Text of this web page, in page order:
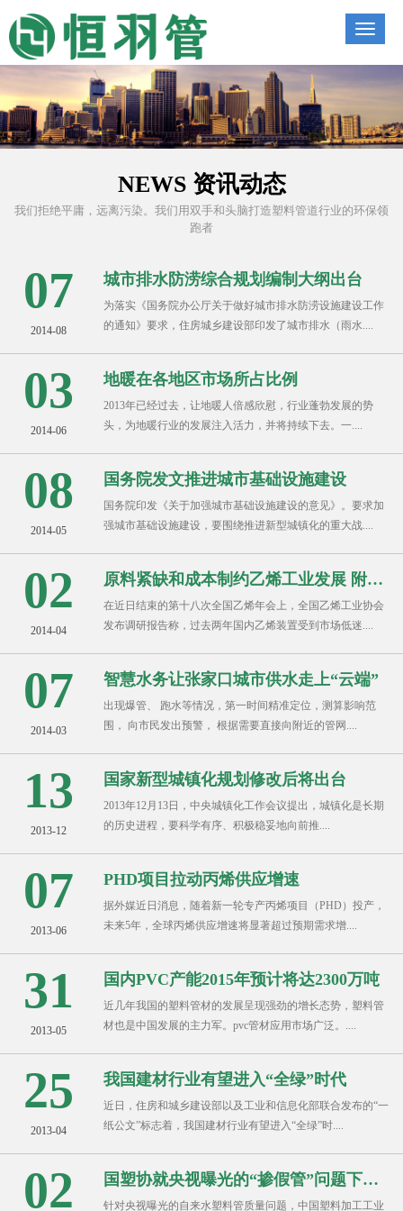
nav
NEWS 资讯动态
我们拒绝平庸，远离污染。我们用双手和头脑打造塑料管道行业的环保领
跑者
07
2014-08
城市排水防涝综合规划编制大纲出台
为落实《国务院办公厅关于做好城市排水防涝设施建设工作
的通知》要求，住房城乡建设部印发了城市排水（雨水....
03
2014-06
地暖在各地区市场所占比例
2013年已经过去，让地暖人倍感欣慰，行业蓬勃发展的势
头，为地暖行业的发展注入活力，并将持续下去。一....
08
2014-05
国务院发文推进城市基础设施建设
国务院印发《关于加强城市基础设施建设的意见》。要求加
强城市基础设施建设，要围绕推进新型城镇化的重大战....
02
2014-04
原料紧缺和成本制约乙烯工业发展 附加
在近日结束的第十八次全国乙烯年会上，全国乙烯工业协会
发布调研报告称，过去两年国内乙烯装置受到市场低迷....
07
2014-03
智慧水务让张家口城市供水走上“云端”
出现爆管、 跑水等情况，第一时间精准定位，测算影响范
围， 向市民发出预警， 根据需要直接向附近的管网....
13
2013-12
国家新型城镇化规划修改后将出台
2013年12月13日，中央城镇化工作会议提出，城镇化是长期
的历史进程，要科学有序、积极稳妥地向前推....
07
2013-06
PHD项目拉动丙烯供应增速
据外媒近日消息，随着新一轮专产丙烯项目（PHD）投产，
未来5年，全球丙烯供应增速将显著超过预期需求增....
31
2013-05
国内PVC产能2015年预计将达2300万吨
近几年我国的塑料管材的发展呈现强劲的增长态势，塑料管
材也是中国发展的主力军。pvc管材应用市场广泛。....
25
2013-04
我国建材行业有望进入“全绿”时代
近日，住房和城乡建设部以及工业和信息化部联合发布的“一
纸公文”标志着，我国建材行业有望进入“全绿”时....
02 国塑协就央视曝光的“掺假管”问题下发紧
针对央视曝光的自来水塑料管质量问题，中国塑料加工工业